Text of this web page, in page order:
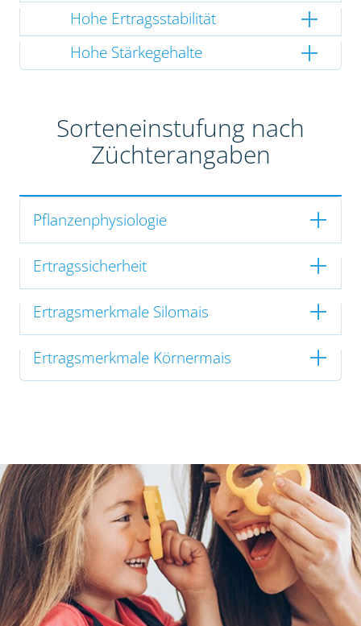
Hohe Ertragsstabilität
Hohe Stärkegehalte
Sorteneinstufung nach
Züchterangaben
Pflanzenphysiologie
Ertragssicherheit
Ertragsmerkmale Silomais
Ertragsmerkmale Körnermais